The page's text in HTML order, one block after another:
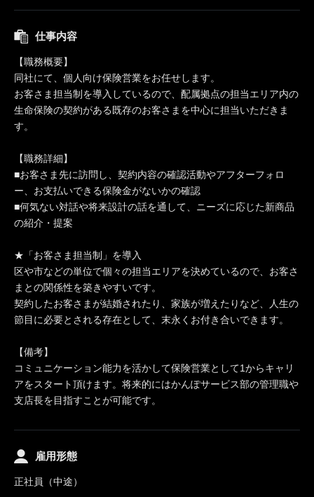
仕事内容
【職務概要】
同社にて、個人向け保険営業をお任せします。
お客さま担当制を導入しているので、配属拠点の担当エリア内の
生命保険の契約がある既存のお客さまを中心に担当いただきま
す。
【職務詳細】
■お客さま先に訪問し、契約内容の確認活動やアフターフォロ
ー、お支払いできる保険金がないかの確認
■何気ない対話や将来設計の話を通して、ニーズに応じた新商品
の紹介・提案
★「お客さま担当制」を導入
区や市などの単位で個々の担当エリアを決めているので、お客さ
まとの関係性を築きやすいです。
契約したお客さまが結婚されたり、家族が増えたりなど、人生の
節目に必要とされる存在として、末永くお付き合いできます。
【備考】
コミュニケーション能力を活かして保険営業として1からキャリ
アをスタート頂けます。将来的にはかんぽサービス部の管理職や
支店長を目指すことが可能です。
雇用形態
正社員（中途）